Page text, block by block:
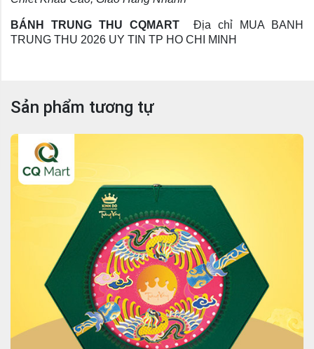
BÁNH TRUNG THU CQMART
Địa chỉ MUA BANH
TRUNG THU 2026 UY TIN TP HO CHI MINH
Sản phẩm tương tự